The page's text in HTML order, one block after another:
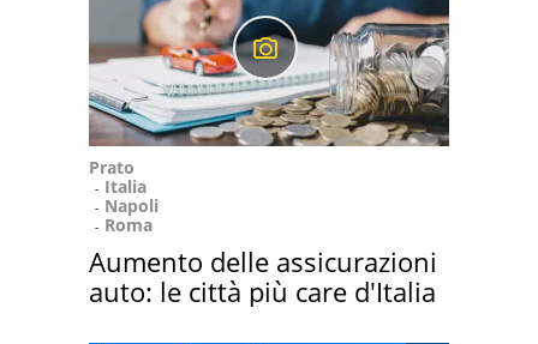
Prato
Italia
Napoli
Roma
Aumento delle assicurazioni
auto: le città più care d'Italia